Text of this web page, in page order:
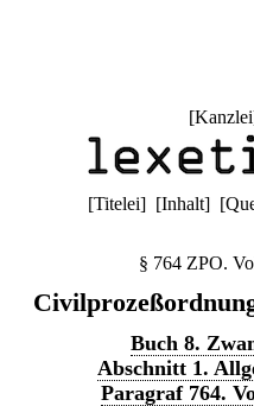
[Kanzlei
[Titelei] [Inhalt] [
§ 764 ZPO.
Buch 8.
Abschnitt 1.
Paragraf 764.